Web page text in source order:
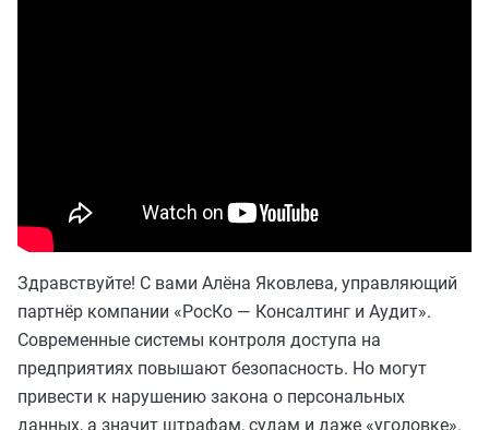
Здравствуйте! С вами Алёна Яковлева, управляющий
партнёр компании «РосКо — Консалтинг и Аудит».
Современные системы контроля доступа на
предприятиях повышают безопасность. Но могут
привести к нарушению закона о персональных
данных, а значит штрафам, судам и даже «уголовке».